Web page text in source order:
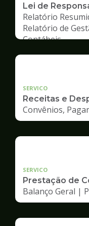
Lei de
Relatório
Relatório de
Contábeis
SERVICO
Receitas e
Convênios,
SERVICO
Prestação de
Balanço Geral |